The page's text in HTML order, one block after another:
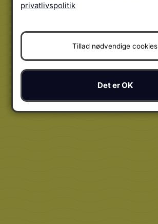
privatlivspolitik
Tillad nødvendige cookies
Det er OK